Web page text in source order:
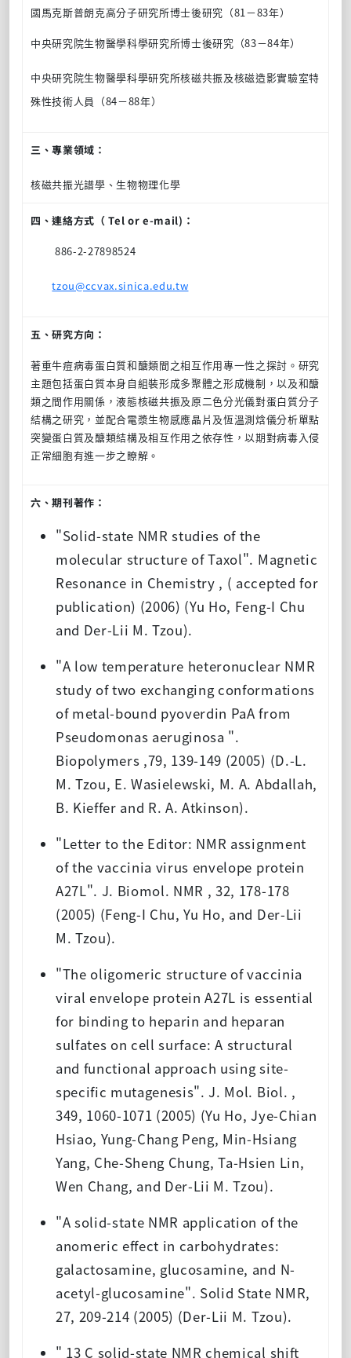
國馬克斯普朗克高分子研究所博士後研究（81－83年）
中央研究院生物醫學科學研究所博士後研究（83－84年）
中央研究院生物醫學科學研究所核磁共振及核磁造影實驗室特
殊性技術人員（84－88年）
三、專業領域：
核磁共振光譜學、生物物理化學
四、連絡方式（ Tel or e-mail)：
886-2-27898524
tzou@ccvax.sinica.edu.tw
五、研究方向：
著重牛痘病毒蛋白質和醣類間之相互作用專一性之探討。研究
主題包括蛋白質本身自組裝形成多聚體之形成機制，以及和醣
類之間作用關係，液態核磁共振及原二色分光儀對蛋白質分子
結構之研究，並配合電漿生物感應晶片及恆溫測焓儀分析單點
突變蛋白質及醣類結構及相互作用之依存性，以期對病毒入侵
正常細胞有進一步之瞭解。
六、期刊著作：
"Solid-state NMR studies of the
molecular structure of Taxol". Magnetic
Resonance in Chemistry , ( accepted for
publication) (2006) (Yu Ho, Feng-I Chu
and Der-Lii M. Tzou).
"A low temperature heteronuclear NMR
study of two exchanging conformations
of metal-bound pyoverdin PaA from
Pseudomonas aeruginosa ".
Biopolymers ,79, 139-149 (2005) (D.-L.
M. Tzou, E. Wasielewski, M. A. Abdallah,
B. Kieffer and R. A. Atkinson).
"Letter to the Editor: NMR assignment
of the vaccinia virus envelope protein
A27L". J. Biomol. NMR , 32, 178-178
(2005) (Feng-I Chu, Yu Ho, and Der-Lii
M. Tzou).
"The oligomeric structure of vaccinia
viral envelope protein A27L is essential
for binding to heparin and heparan
sulfates on cell surface: A structural
and functional approach using site-
specific mutagenesis". J. Mol. Biol. ,
349, 1060-1071 (2005) (Yu Ho, Jye-Chian
Hsiao, Yung-Chang Peng, Min-Hsiang
Yang, Che-Sheng Chung, Ta-Hsien Lin,
Wen Chang, and Der-Lii M. Tzou).
"A solid-state NMR application of the
anomeric effect in carbohydrates:
galactosamine, glucosamine, and N-
acetyl-glucosamine". Solid State NMR,
27, 209-214 (2005) (Der-Lii M. Tzou).
" 13 C solid-state NMR chemical shift